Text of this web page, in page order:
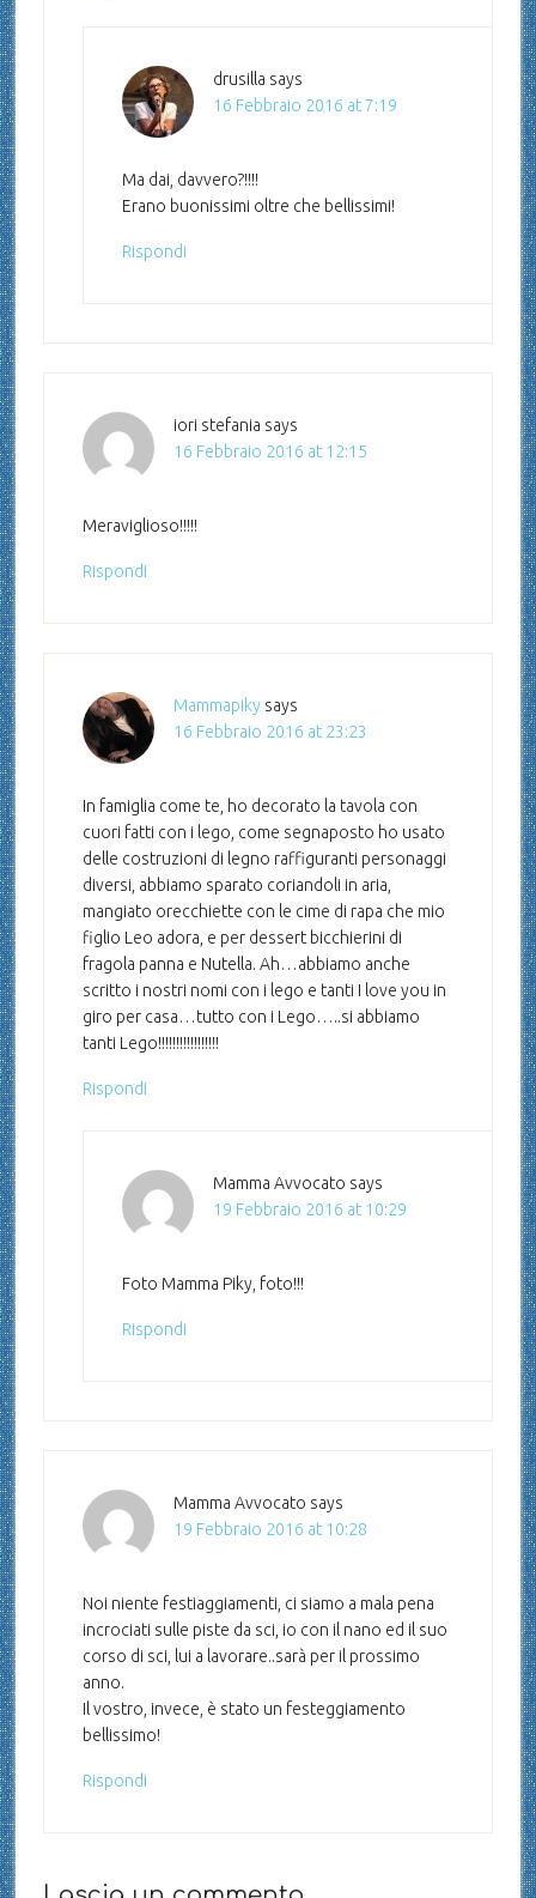
drusilla says
16 Febbraio 2016 at 7:19
Ma dai, davvero?!!!!
Erano buonissimi oltre che bellissimi!
Rispondi
iori stefania says
16 Febbraio 2016 at 12:15
Meraviglioso!!!!!
Rispondi
Mammapiky says
16 Febbraio 2016 at 23:23
In famiglia come te, ho decorato la tavola con
cuori fatti con i lego, come segnaposto ho usato
delle costruzioni di legno raffiguranti personaggi
diversi, abbiamo sparato coriandoli in aria,
mangiato orecchiette con le cime di rapa che mio
figlio Leo adora, e per dessert bicchierini di
fragola panna e Nutella. Ah…abbiamo anche
scritto i nostri nomi con i lego e tanti I love you in
giro per casa…tutto con i Lego…..si abbiamo
tanti Lego!!!!!!!!!!!!!!!!!
Rispondi
Mamma Avvocato says
19 Febbraio 2016 at 10:29
Foto Mamma Piky, foto!!!
Rispondi
Mamma Avvocato says
19 Febbraio 2016 at 10:28
Noi niente festiaggiamenti, ci siamo a mala pena
incrociati sulle piste da sci, io con il nano ed il suo
corso di sci, lui a lavorare..sarà per il prossimo
anno.
Il vostro, invece, è stato un festeggiamento
bellissimo!
Rispondi